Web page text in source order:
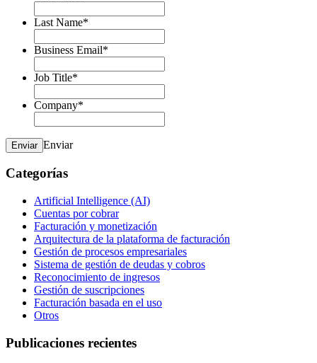
Last Name*
Business Email*
Job Title*
Company*
Enviar Enviar
Categorías
Artificial Intelligence (AI)
Cuentas por cobrar
Facturación y monetización
Arquitectura de la plataforma de facturación
Gestión de procesos empresariales
Sistema de gestión de deudas y cobros
Reconocimiento de ingresos
Gestión de suscripciones
Facturación basada en el uso
Otros
Publicaciones recientes